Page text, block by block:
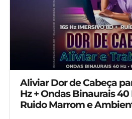
Aliviar Dor de Cabeça
Hz + Ondas Binaurais 40
Ruido Marrom e